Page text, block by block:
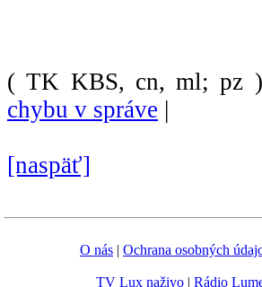
( TK KBS, cn, ml; pz )
chybu v správe |
[naspäť]
O nás | Ochrana osobných
TV Lux naživo| Rádio